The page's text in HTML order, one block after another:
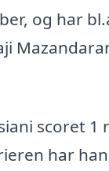
og har
scoret 1
har